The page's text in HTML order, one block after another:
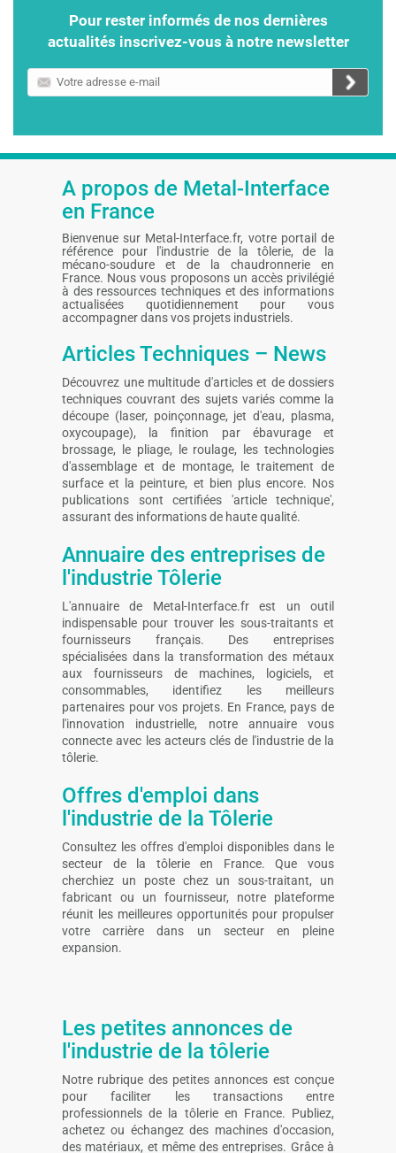
Pour rester informés de nos dernières
actualités inscrivez-vous à notre newsletter
Votre
adresse
A propos de Metal-Interface
en France
Bienvenue sur Metal-Interface.fr, votre portail de
référence pour l'industrie de la tôlerie, de la
mécano-soudure et de la chaudronnerie en
France. Nous vous proposons un accès privilégié
à des ressources techniques et des informations
actualisées quotidiennement pour vous
accompagner dans vos projets industriels.
Articles Techniques – News
Découvrez une multitude d'articles et de dossiers
techniques couvrant des sujets variés comme la
découpe (laser, poinçonnage, jet d'eau, plasma,
oxycoupage), la finition par ébavurage et
brossage, le pliage, le roulage, les technologies
d'assemblage et de montage, le traitement de
surface et la peinture, et bien plus encore. Nos
publications sont certifiées 'article technique',
assurant des informations de haute qualité.
Annuaire des entreprises de
l'industrie Tôlerie
L'annuaire de Metal-Interface.fr est un outil
indispensable pour trouver les sous-traitants et
fournisseurs français. Des entreprises
spécialisées dans la transformation des métaux
aux fournisseurs de machines, logiciels, et
consommables, identifiez les meilleurs
partenaires pour vos projets. En France, pays de
l'innovation industrielle, notre annuaire vous
connecte avec les acteurs clés de l'industrie de la
tôlerie.
Offres d'emploi dans
l'industrie de la Tôlerie
Consultez les offres d'emploi disponibles dans le
secteur de la tôlerie en France. Que vous
cherchiez un poste chez un sous-traitant, un
fabricant ou un fournisseur, notre plateforme
réunit les meilleures opportunités pour propulser
votre carrière dans un secteur en pleine
expansion.
Les petites annonces de
l'industrie de la tôlerie
Notre rubrique des petites annonces est conçue
pour faciliter les transactions entre
professionnels de la tôlerie en France. Publiez,
achetez ou échangez des machines d'occasion,
des matériaux, et même des entreprises. Grâce à